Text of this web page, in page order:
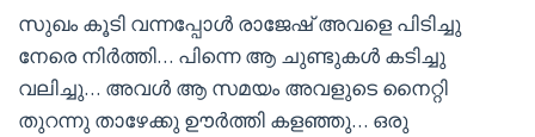
സുഖം കൂടി വന്നപ്പോൾ രാജേഷ്‌ അവളെ പിടിച്ചു
നേരെ നിർത്തി… പിന്നെ ആ ചുണ്ടുകൾ കടിച്ചു
വലിച്ചു… അവൾ ആ സമയം അവളുടെ നൈറ്റി
തുറന്നു താഴേക്കു ഊർത്തി കളഞ്ഞു… ഒരു